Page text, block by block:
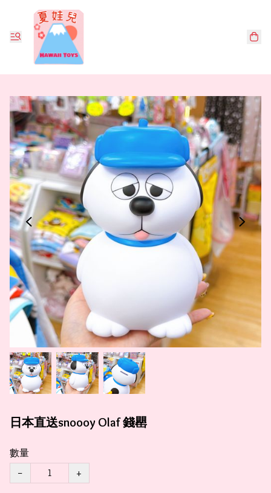
日本直送snoooy Olaf 錢罌
數量
−
+